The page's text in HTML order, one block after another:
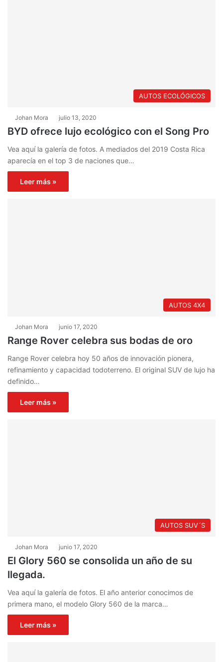
AUTOS ECOLÓGICOS
Johan Mora julio 13, 2020
BYD ofrece lujo ecológico con el Song Pro
Vea aquí la galería de fotos. A mediados del 2019 Costa Rica
aparecía en el top 3 de naciones que…
Leer más »
AUTOS 4X4
Johan Mora junio 17, 2020
Range Rover celebra sus bodas de oro
Range Rover celebra hoy 50 años de innovación pionera,
refinamiento y capacidad todoterreno. El original SUV de lujo ha
definido…
Leer más »
AUTOS SUV´S
Johan Mora junio 17, 2020
El Glory 560 se consolida un año de su
llegada.
Vea aquí la galería de fotos. El año anterior conocimos de
primera mano, el modelo Glory 560 de la marca…
Leer más »